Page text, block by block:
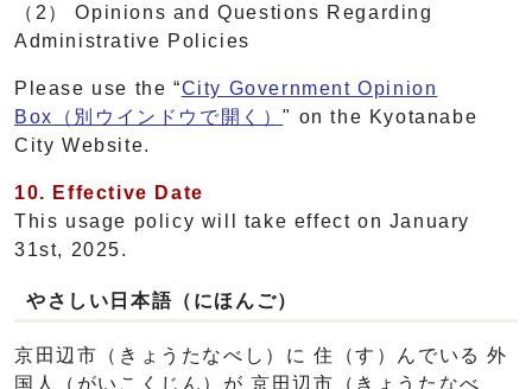
（2） Opinions and Questions Regarding
Administrative Policies
Please use the “City Government Opinion
Box
（別ウインドウで開く）" on the Kyotanabe
City Website.
10. Effective Date
This usage policy will take effect on January
31st, 2025.
やさしい日本語（にほんご）
京田辺市（きょうたなべし）に 住（す）んでいる 外
国人（がいこくじん）が 京田辺市（きょうたなべ